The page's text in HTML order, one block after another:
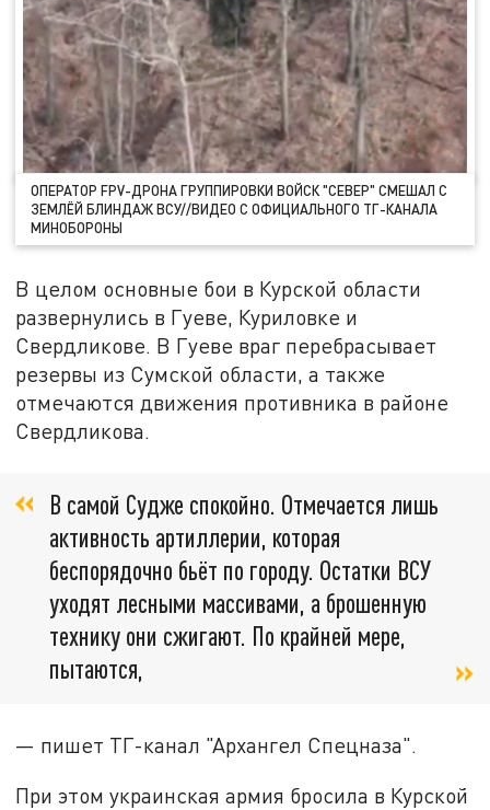
ОПЕРАТОР FPV-ДРОНА ГРУППИРОВКИ ВОЙСК "СЕВЕР" СМЕШАЛ С
ЗЕМЛЁЙ БЛИНДАЖ ВСУ//ВИДЕО С ОФИЦИАЛЬНОГО ТГ-КАНАЛА
МИНОБОРОНЫ
В целом основные бои в Курской области
развернулись в Гуеве, Куриловке и
Свердликове. В Гуеве враг перебрасывает
резервы из Сумской области, а также
отмечаются движения противника в районе
Свердликова.
В самой Судже спокойно. Отмечается лишь
активность артиллерии, которая
беспорядочно бьёт по городу. Остатки ВСУ
уходят лесными массивами, а брошенную
технику они сжигают. По крайней мере,
пытаются,
— пишет ТГ-канал "Архангел Спецназа".
При этом украинская армия бросила в Курской